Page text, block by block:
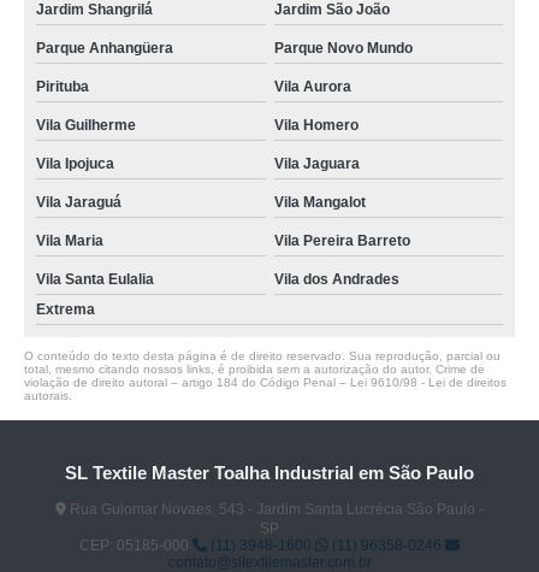
Jardim Shangrilá Jardim São João
Parque Anhangüera Parque Novo Mundo
Pirituba Vila Aurora
Vila Guilherme Vila Homero
Vila Ipojuca Vila Jaguara
Vila Jaraguá Vila Mangalot
Vila Maria Vila Pereira Barreto
Vila Santa Eulalia
Vila dos Andrades
Extrema
O conteúdo do texto desta página é de direito reservado. Sua reprodução, parcial ou
total, mesmo citando nossos links, é proibida sem a autorização do autor. Crime de
violação de direito autoral – artigo 184 do Código Penal – Lei 9610/98 - Lei de direitos
autorais
SL Textile Master Toalha Industrial em São Paulo
Rua Guiomar Novaes, 543 - Jardim Santa Lucrécia São Paulo -
SP
CEP: 05185-000
(11) 3948-1600
(11) 96358-0246
contato@sltextilemaster.com.br